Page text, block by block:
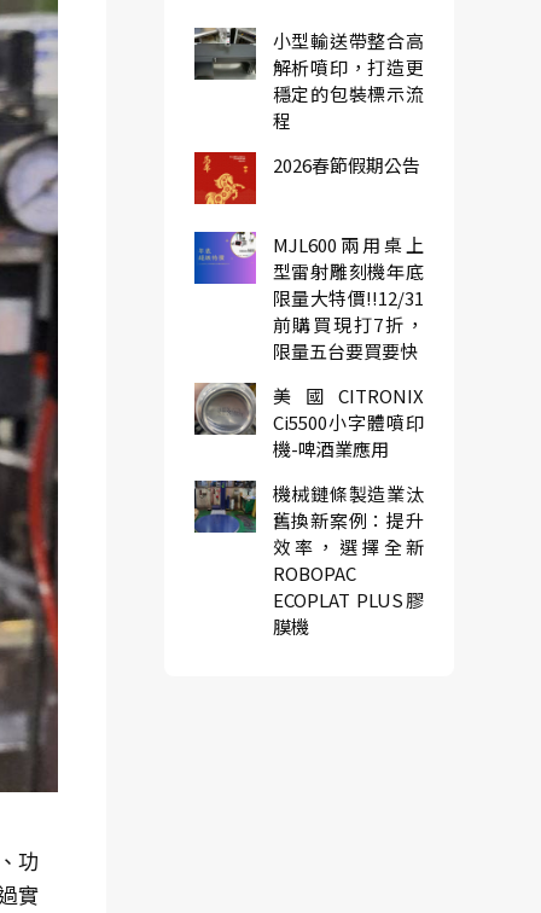
功
實
小型輸送帶整合高
解析噴印，打造更
穩定的包裝標示流
程
2026春節假期公告
MJL600兩用桌上
型雷射雕刻機年底
限量大特價!!12/31
前購買現打7折，
限量五台要買要快
美國CITRONIX
Ci5500小字體噴印
機-啤酒業應用
機械鏈條製造業汰
舊換新案例：提升
效率，選擇全新
ROBOPAC
ECOPLAT PLUS膠
膜機